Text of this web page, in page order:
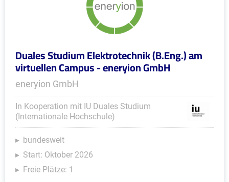
Duales Studium Elektrotechnik (B.Eng.) am
virtuellen Campus - eneryion GmbH
eneryion GmbH
In Kooperation mit IU Duales Studium
(Internationale Hochschule)
bundesweit
Start: Oktober 2026
Freie Plätze: 1